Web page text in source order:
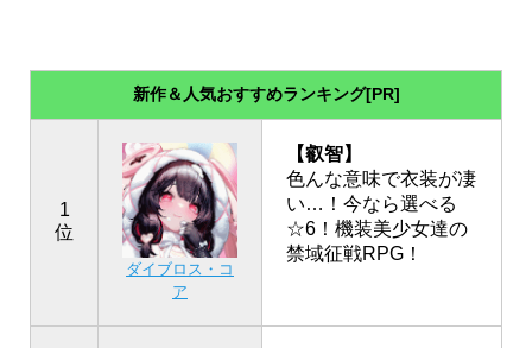
新作＆人気おすすめランキング[PR]
1
位
ダイブロス・コ
ア
【叡智】
色んな意味で衣装が凄
い…！今なら選べる
☆6！機装美少女達の
禁域征戦RPG！